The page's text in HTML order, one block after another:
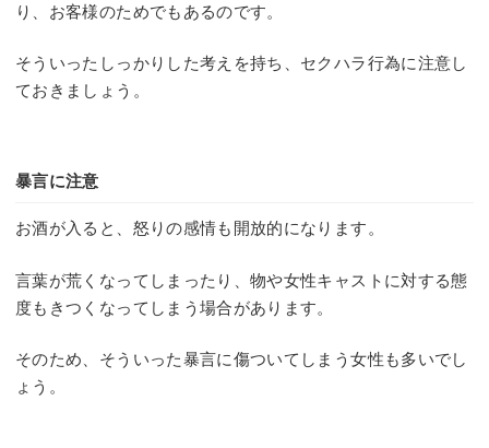
り、お客様のためでもあるのです。
そういったしっかりした考えを持ち、セクハラ行為に注意し
ておきましょう。
暴言に注意
お酒が入ると、怒りの感情も開放的になります。
言葉が荒くなってしまったり、物や女性キャストに対する態
度もきつくなってしまう場合があります。
そのため、そういった暴言に傷ついてしまう女性も多いでし
ょう。